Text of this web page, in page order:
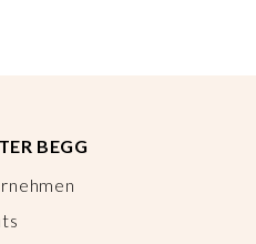
BEGG